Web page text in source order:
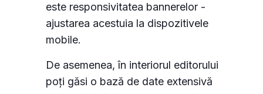
este responsivitatea bannerelor -
ajustarea acestuia la dispozitivele
mobile.
De asemenea, în interiorul editorului
poți găsi o bază de date extensivă